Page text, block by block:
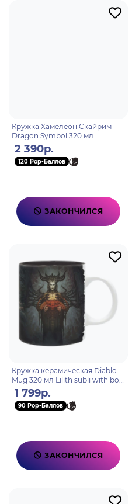
Кружка Хамелеон Скайрим
Dragon Symbol 320 мл
2 390р.
120 Pop-Баллов
ЗАКОНЧИЛСЯ
Кружка керамическая Diablo
Mug 320 мл Lilith subli with box
x2 ABYMUGA352
1 799р.
90 Pop-Баллов
ЗАКОНЧИЛСЯ